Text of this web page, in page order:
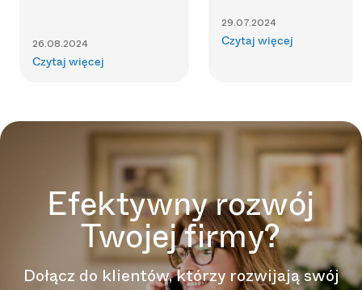
26.08.2024
Czytaj więcej
29.07.2024
Czytaj więcej
Efektywny rozwój
Twojej firmy?
Dołącz do klientów, którzy rozwijają swój